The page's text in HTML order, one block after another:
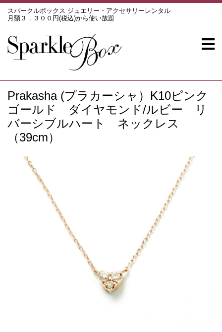
スパークルボックス ジュエリー・アクセサリーレンタル
月額３，３００円(税込)から使い放題
Prakasha (プラカーシャ）K10ピンク
ゴールド ダイヤモンド/ルビー リ
バーシブルハート ネックレス
（39cm）